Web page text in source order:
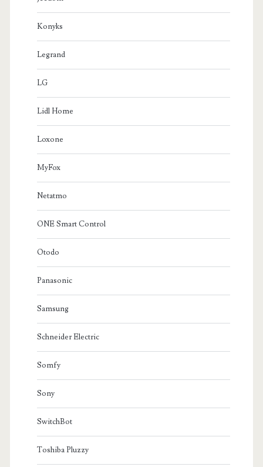
Konyks
Legrand
LG
Lidl Home
Loxone
MyFox
Netatmo
ONE Smart Control
Otodo
Panasonic
Samsung
Schneider Electric
Somfy
Sony
SwitchBot
Toshiba Pluzzy